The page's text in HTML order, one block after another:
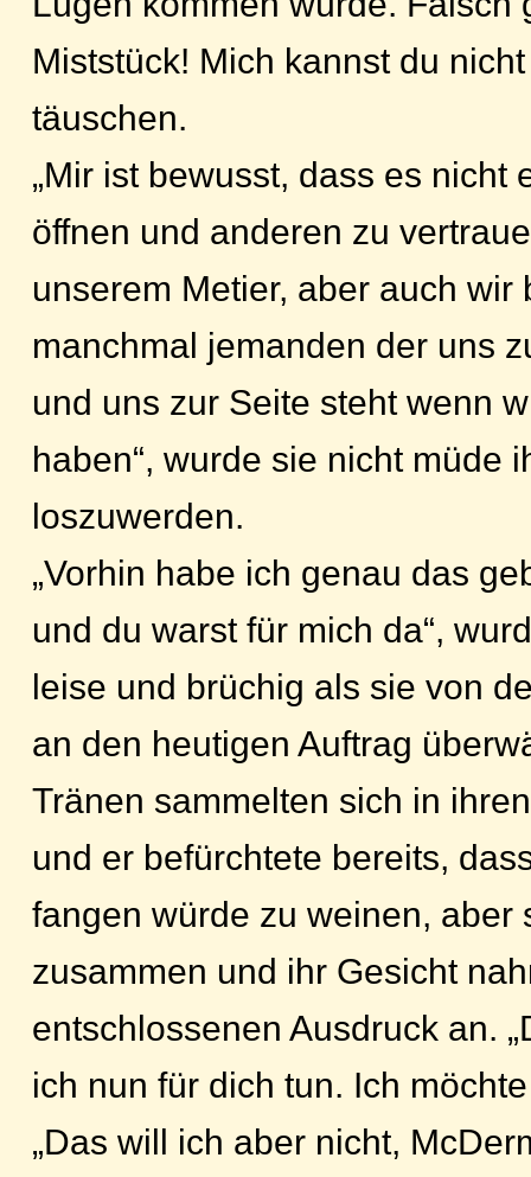
Miststück! Mich kannst du
täuschen.
„Mir ist bewusst, dass es nicht
öffnen und anderen zu
unserem Metier, aber auch wir
manchmal jemanden der uns
und uns zur Seite steht wenn
haben“, wurde sie nicht müde
loszuwerden.
„Vorhin habe ich genau das
und du warst für mich da“,
leise und brüchig als sie von
an den heutigen Auftrag
Tränen sammelten sich in
und er befürchtete bereits,
fangen würde zu weinen, aber
zusammen und ihr Gesicht
entschlossenen Ausdruck an.
ich nun für dich tun. Ich
„Das will ich aber nicht,